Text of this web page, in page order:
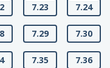
7.23 7.24
7.29 7.30
7.35 7.36